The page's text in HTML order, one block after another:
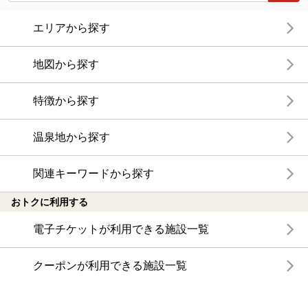
エリアから探す
地図から探す
特徴から探す
温泉地から探す
関連キーワードから探す
おトクに利用する
電子チケットが利用できる施設一覧
クーポンが利用できる施設一覧